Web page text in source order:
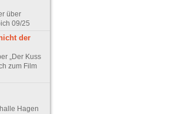
über
09/25
der
„Der Kuss
zum Film
Hagen